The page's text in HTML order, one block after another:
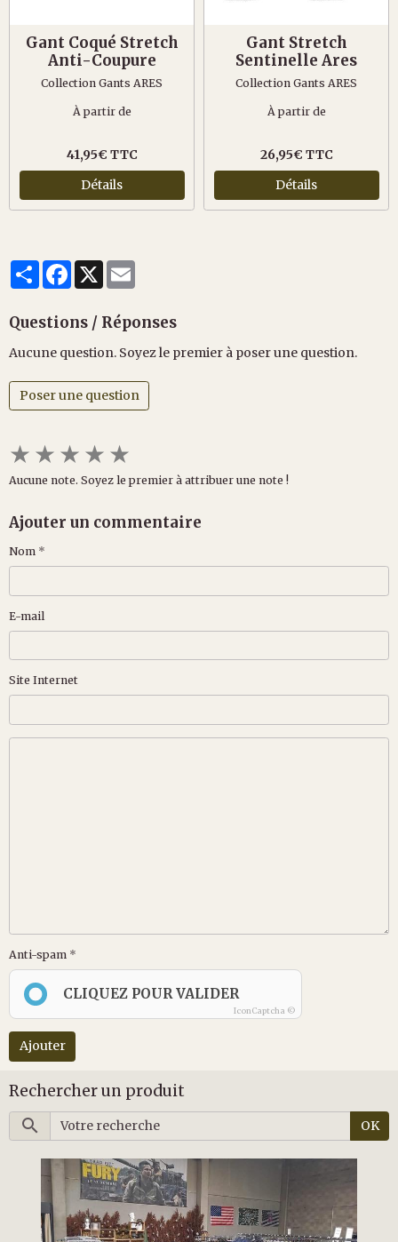
Gant Coqué Stretch
Anti-Coupure
Collection Gants ARES
À partir de
41,95€ TTC
Détails
Gant Stretch
Sentinelle Ares
Collection Gants ARES
À partir de
26,95€ TTC
Détails
PartagerFacebook
X
Questions / Réponses
Aucune question. Soyez le premier à poser une question.
Poser une question
★★★★★
Aucune note. Soyez le premier à attribuer une note !
Ajouter un commentaire
Nom
E-mail
Site Internet
Anti-spam
CLIQUEZ POUR VALIDER
IconCaptcha ©
Ajouter
Rechercher un produit
OK